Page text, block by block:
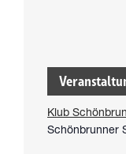
Klub
Schönbrunner